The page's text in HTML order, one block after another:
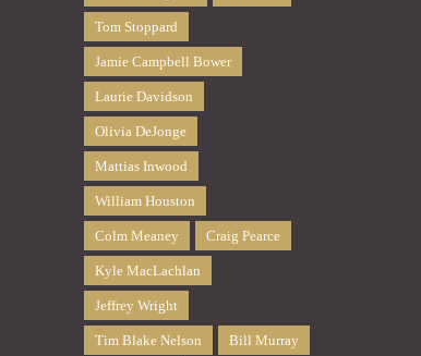
Tom Stoppard
Jamie Campbell Bower
Laurie Davidson
Olivia DeJonge
Mattias Inwood
William Houston
Colm Meaney Craig Pearce
Kyle MacLachlan
Jeffrey Wright
Tim Blake Nelson Bill Murray